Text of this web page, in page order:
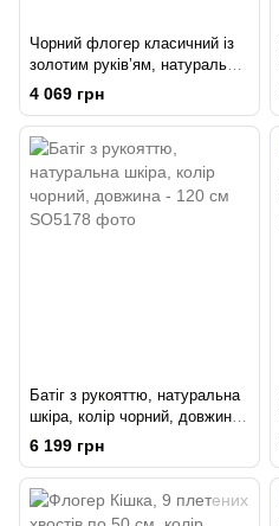
Чорний флогер класичний із
золотим руків’ям, натуральна
шкіра, 50 хвостів, по 50см,
руків’я 20см
4 069 грн
Батіг з рукояттю, натуральна
шкіра, колір чорний, довжина -
120 см
6 199 грн